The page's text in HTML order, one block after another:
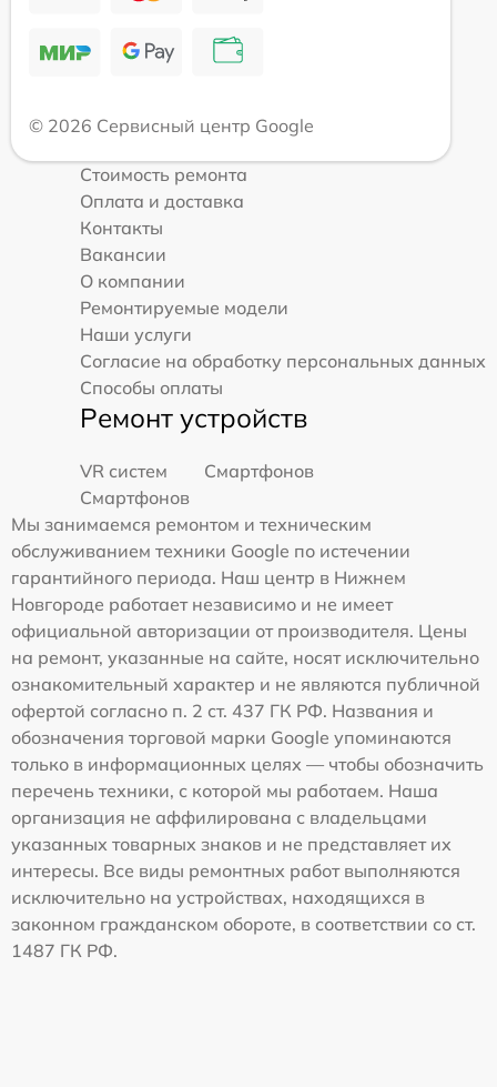
© 2026 Сервисный центр Google
Стоимость ремонта
Оплата и доставка
Контакты
Вакансии
О компании
Ремонтируемые модели
Наши услуги
Согласие на обработку персональных данных
Способы оплаты
Ремонт устройств
VR систем
Смартфонов
Смартфонов
Мы занимаемся ремонтом и техническим
обслуживанием техники Google по истечении
гарантийного периода. Наш центр в Нижнем
Новгороде работает независимо и не имеет
официальной авторизации от производителя. Цены
на ремонт, указанные на сайте, носят исключительно
ознакомительный характер и не являются публичной
офертой согласно п. 2 ст. 437 ГК РФ. Названия и
обозначения торговой марки Google упоминаются
только в информационных целях — чтобы обозначить
перечень техники, с которой мы работаем. Наша
организация не аффилирована с владельцами
указанных товарных знаков и не представляет их
интересы. Все виды ремонтных работ выполняются
исключительно на устройствах, находящихся в
законном гражданском обороте, в соответствии со ст.
1487 ГК РФ.